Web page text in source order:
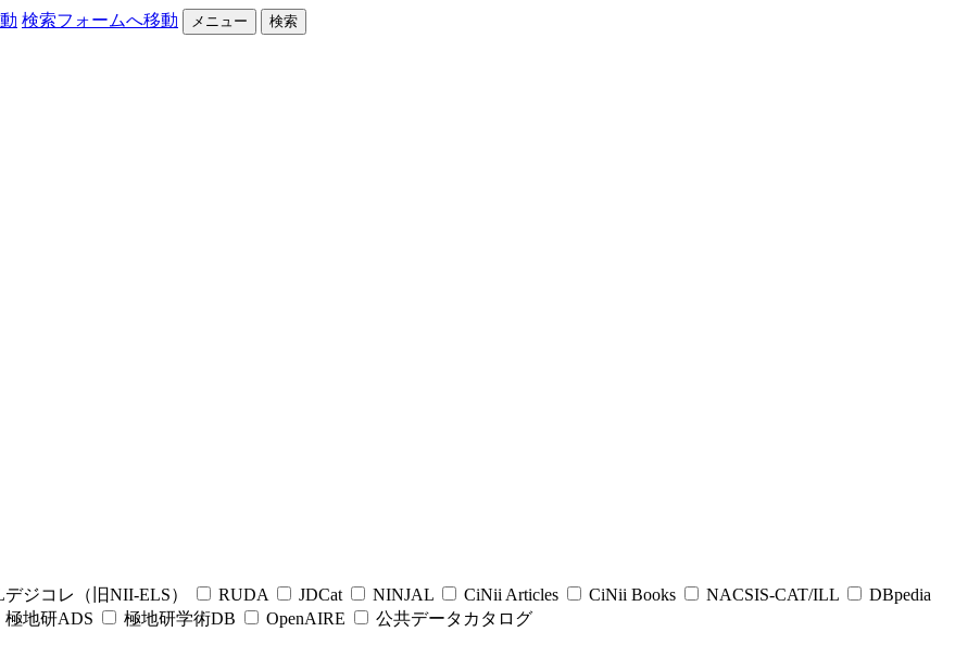
検索フォームへ移動 メニュー 検索
ジコレ（旧NII-ELS） RUDA JDCat NINJAL CiNii Articles CiNii Books NACSIS-CAT/ILL
DBpedia
極地研ADS 極地研学術DB OpenAIRE 公共データカタログ